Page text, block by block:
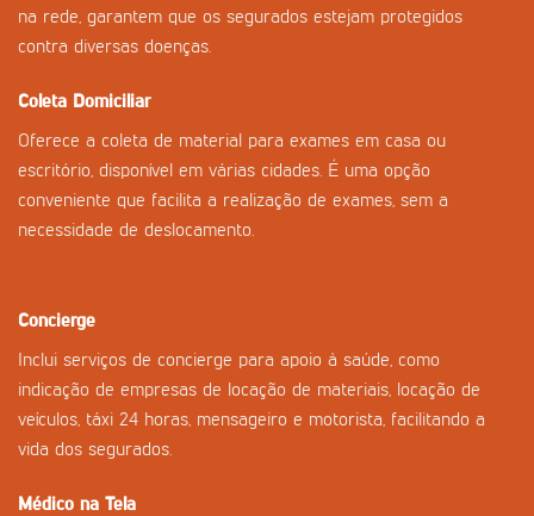
na rede, garantem que os segurados estejam protegidos
contra diversas doenças.
Coleta Domiciliar
Oferece a coleta de material para exames em casa ou
escritório, disponível em várias cidades. É uma opção
conveniente que facilita a realização de exames, sem a
necessidade de deslocamento.
Concierge
Inclui serviços de concierge para apoio à saúde, como
indicação de empresas de locação de materiais, locação de
veículos, táxi 24 horas, mensageiro e motorista, facilitando a
vida dos segurados.
Médico na Tela